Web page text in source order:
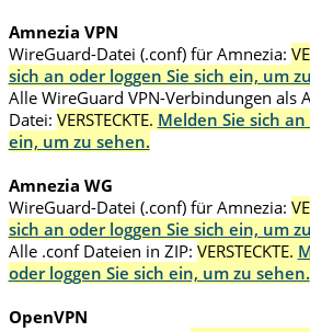
Amnezia VPN
WireGuard-Datei (.conf) für Amnezia:
sich an oder loggen Sie sich ein, um
Alle WireGuard VPN-Verbindungen als
Datei: VERSTECKTE. Melden Sie sich
ein, um zu sehen.
Amnezia WG
WireGuard-Datei (.conf) für Amnezia:
sich an oder loggen Sie sich ein, um
Alle .conf Dateien in ZIP: VERSTECKTE.
oder loggen Sie sich ein, um zu sehen.
OpenVPN